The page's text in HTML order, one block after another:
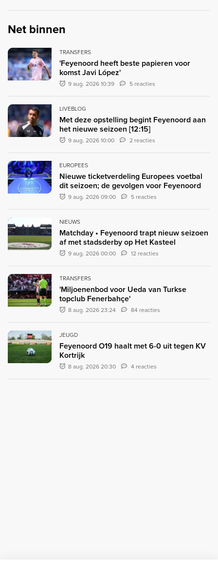
Net binnen
TRANSFERS
'Feyenoord heeft beste papieren voor
komst Javi López'
9 aug. 2026 10:39 5 reacties
LIVEBLOG
Met deze opstelling begint Feyenoord aan
het nieuwe seizoen [12:15]
9 aug. 2026 10:00 2 reacties
EUROPEES
Nieuwe ticketverdeling Europees voetbal
dit seizoen; de gevolgen voor Feyenoord
9 aug. 2026 09:00 5 reacties
NIEUWS
Matchday • Feyenoord trapt nieuw seizoen
af met stadsderby op Het Kasteel
9 aug. 2026 00:00 12 reacties
TRANSFERS
'Miljoenenbod voor Ueda van Turkse
topclub Fenerbahçe'
8 aug. 2026 23:24 84 reacties
JEUGD
Feyenoord O19 haalt met 6-0 uit tegen KV
Kortrijk
8 aug. 2026 20:30 4 reacties